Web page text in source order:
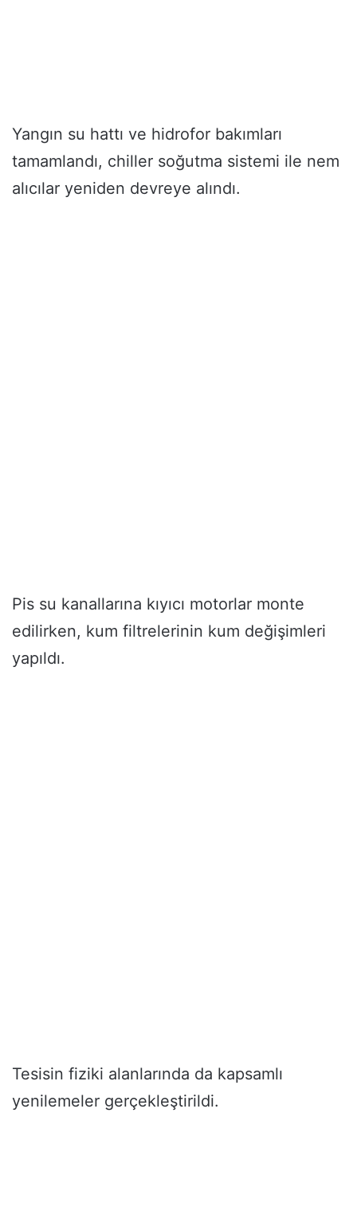
Yangın su hattı ve hidrofor bakımları
tamamlandı, chiller soğutma sistemi ile nem
alıcılar yeniden devreye alındı.
Pis su kanallarına kıyıcı motorlar monte
edilirken, kum filtrelerinin kum değişimleri
yapıldı.
Tesisin fiziki alanlarında da kapsamlı
yenilemeler gerçekleştirildi.